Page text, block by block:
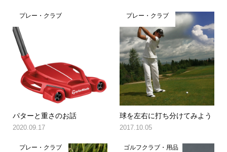
プレー・クラブ
パターと重さのお話
2020.09.17
プレー・クラブ
球を左右に打ち分けてみよう
2017.10.05
プレー・クラブ ゴルフクラブ・用品